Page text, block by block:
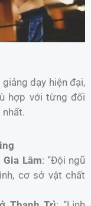
dạy hiện đại,
hợp với từng đối
Lâm: “Đội ngũ
cơ sở vật chất